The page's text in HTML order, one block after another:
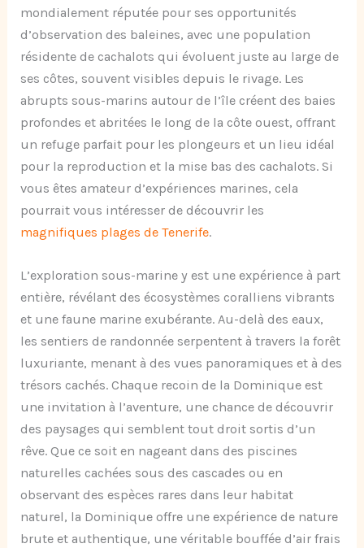
mondialement réputée pour ses opportunités
d’observation des baleines, avec une population
résidente de cachalots qui évoluent juste au large de
ses côtes, souvent visibles depuis le rivage. Les
abrupts sous-marins autour de l’île créent des baies
profondes et abritées le long de la côte ouest, offrant
un refuge parfait pour les plongeurs et un lieu idéal
pour la reproduction et la mise bas des cachalots. Si
vous êtes amateur d’expériences marines, cela
pourrait vous intéresser de découvrir les
magnifiques plages de Tenerife.
L’exploration sous-marine y est une expérience à part
entière, révélant des écosystèmes coralliens vibrants
et une faune marine exubérante. Au-delà des eaux,
les sentiers de randonnée serpentent à travers la forêt
luxuriante, menant à des vues panoramiques et à des
trésors cachés. Chaque recoin de la Dominique est
une invitation à l’aventure, une chance de découvrir
des paysages qui semblent tout droit sortis d’un
rêve. Que ce soit en nageant dans des piscines
naturelles cachées sous des cascades ou en
observant des espèces rares dans leur habitat
naturel, la Dominique offre une expérience de nature
brute et authentique, une véritable bouffée d’air frais